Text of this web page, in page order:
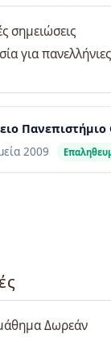
σημειώσεις
για πανελλήνιες
2009
Δωρεάν